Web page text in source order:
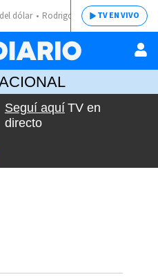
dólar Rodrigo ChavesTV EN VIVO
Seguí aquí TV en
directo